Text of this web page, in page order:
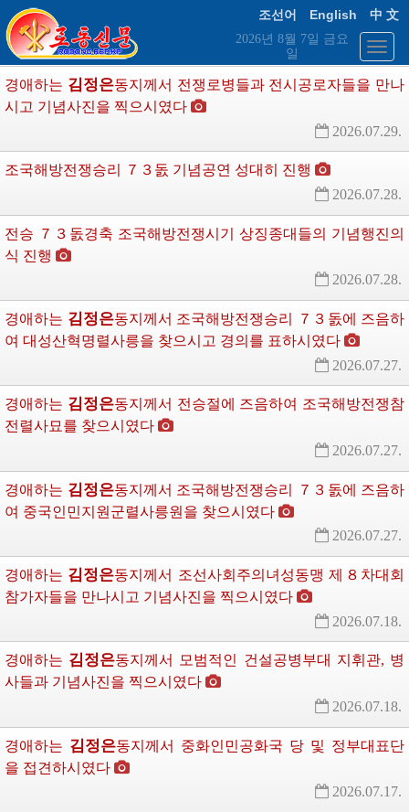
조선어 English
中 文
2026년 8월 7일 금요
일
경애하는 김정은동지께서 전쟁로병들과 전시공로자들을 만나
시고 기념사진을 찍으시였다
2026.07.29.
조국해방전쟁승리 ７３돐 기념공연 성대히 진행
2026.07.28.
전승 ７３돐경축 조국해방전쟁시기 상징종대들의 기념행진의
식 진행
2026.07.28.
경애하는 김정은동지께서 조국해방전쟁승리 ７３돐에 즈음하
여 대성산혁명렬사릉을 찾으시고 경의를 표하시였다
2026.07.27.
경애하는 김정은동지께서 전승절에 즈음하여 조국해방전쟁참
전렬사묘를 찾으시였다
2026.07.27.
경애하는 김정은동지께서 조국해방전쟁승리 ７３돐에 즈음하
여 중국인민지원군렬사릉원을 찾으시였다
2026.07.27.
경애하는 김정은동지께서 조선사회주의녀성동맹 제８차대회
참가자들을 만나시고 기념사진을 찍으시였다
2026.07.18.
경애하는 김정은동지께서
모범적인 건설공병부대 지휘관, 병
사들과 기념사진을 찍으시였다
2026.07.18.
경애하는 김정은동지께서
중화인민공화국 당 및 정부대표단
을 접견하시였다
2026.07.17.